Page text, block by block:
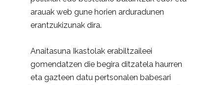
arauak web gune horien arduradunen
erantzukizunak dira.
Anaitasuna Ikastolak erabiltzaileei
gomendatzen die begira ditzatela haurren
eta gazteen datu pertsonalen babesari